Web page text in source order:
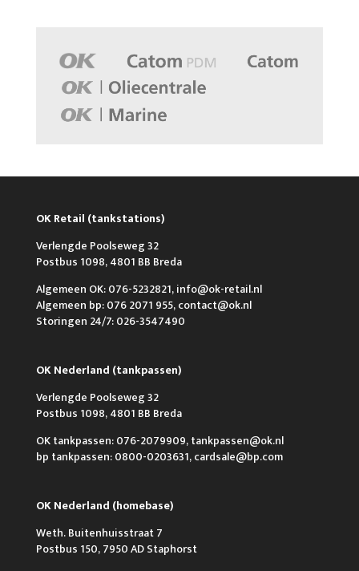
OK Retail (tankstations)
Verlengde Poolseweg 32
Postbus 1098, 4801 BB Breda
Algemeen OK: 076-5232821, info@ok-retail.nl
Algemeen bp: 076 2071 955, contact@ok.nl
Storingen 24/7: 026-3547490
OK Nederland (tankpassen)
Verlengde Poolseweg 32
Postbus 1098, 4801 BB Breda
OK tankpassen: 076-2079909, tankpassen@ok.nl
bp tankpassen: 0800-0203631, cardsale@bp.com
OK Nederland (homebase)
Weth. Buitenhuisstraat 7
Postbus 150, 7950 AD Staphorst